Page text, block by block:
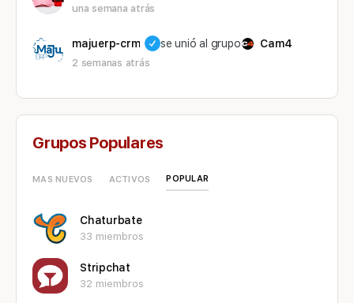
una semana atrás
majuerp-crm se unió al grupo Cam4
2 semanas atrás
Grupos Populares
MAS NUEVOS ACTIVOS POPULAR
Chaturbate
33 miembros
Stripchat
32 miembros